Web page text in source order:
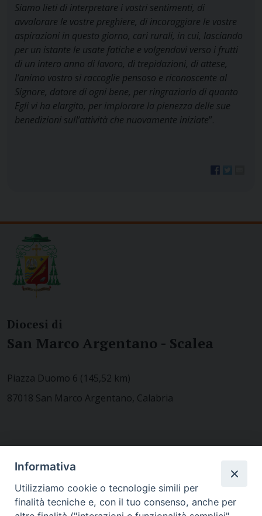
Siamo lieti di interpretare i vostri sentimenti, di
avvalorare le vostre preghiere, di incoraggiare le vostre
aspirazioni in questo giorno, cari rurali, in cui, lasciando
per un istante le usate fatiche e volgendovi verso i frutti
di un intero anno di lavoro, di trepidazioni, di attese,
l’animo vostro si raccoglie pensoso e riconoscente al
Signore, datore di ogni bene, per ringraziarlo di quanto
Egli vi ha elargito, per implorare la pienezza delle sue
benedizioni sull’attività che nuovamente iniziate”.
Diocesi di
San Marco Argentano - Scalea
Piazza Duomo 6 (145,52 km)
87018 San Marco Argentano, Calabria
MODULISTICA
Informativa
Utilizziamo cookie o tecnologie simili per
finalità tecniche e, con il tuo consenso, anche per